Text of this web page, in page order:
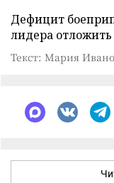
Дефицит
лидера
Текст: Мария